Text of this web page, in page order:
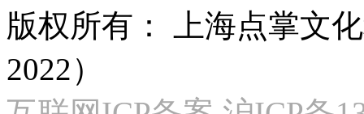
版权所有：
上海点掌文
2022）